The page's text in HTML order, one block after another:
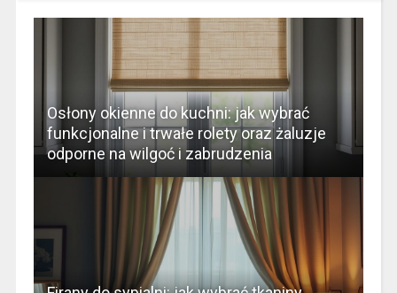
Osłony okienne do kuchni: jak wybrać
funkcjonalne i trwałe rolety oraz żaluzje
odporne na wilgoć i zabrudzenia